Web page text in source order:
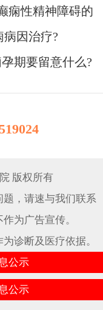
痫性精神障碍的
因治疗?
期要留意什么?
版权所有
，请速与我们联系
为广告宣传。
诊断及医疗依据。
公示
公示